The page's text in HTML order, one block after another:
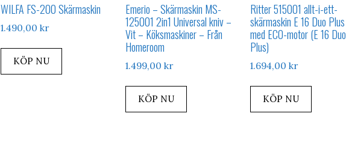
WILFA FS-200 Skärmaskin
1.490,00 kr
KÖP NU
Emerio – Skärmaskin MS-
125001 2in1 Universal kniv –
Vit – Köksmaskiner – Från
Homeroom
1.499,00 kr
KÖP NU
Ritter 515001 allt-i-ett-
skärmaskin E 16 Duo Plus
med ECO-motor (E 16 Duo
Plus)
1.694,00 kr
KÖP NU